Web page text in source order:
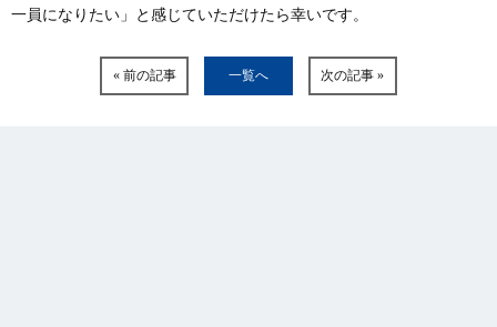
一員になりたい」と感じていただけたら幸いです。
« 前の記事 一覧へ 次の記事 »